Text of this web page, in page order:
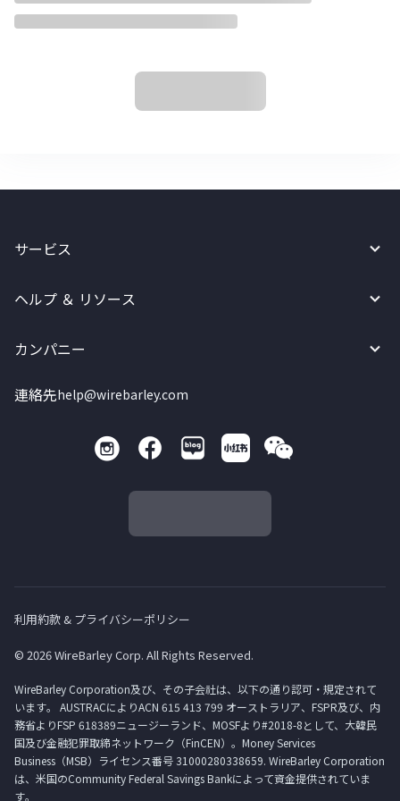
サービス
ヘルプ ＆ リソース
カンパニー
連絡先help@wirebarley.com
利用約款 & プライバシーポリシー
© 2026 WireBarley Corp. All Rights Reserved.
WireBarley Corporation及び、その子会社は、以下の通り認可・規定されて
います。 AUSTRACによりACN 615 413 799 オーストラリア、FSPR及び、内
務省よりFSP 618389ニュージーランド、MOSFより#2018-8として、大韓民
国及び金融犯罪取締ネットワーク（FinCEN）。Money Services
Business（MSB）ライセンス番号 31000280338659. WireBarley Corporation
は、米国のCommunity Federal Savings Bankによって資金提供されていま
す。